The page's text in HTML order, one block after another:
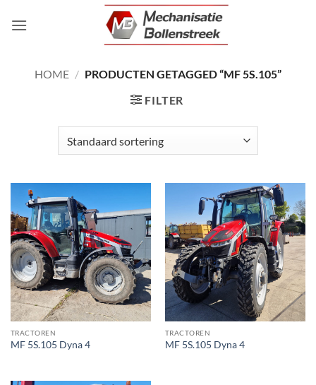
naar
HOME / PRODUCTEN GETAGGED “MF 5S.105”
FILTER
TRACTOREN
MF 5S.105 Dyna 4
TRACTOREN
MF 5S.105 Dyna 4